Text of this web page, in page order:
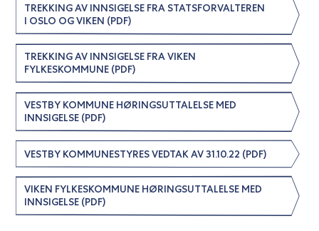
TREKKING AV INNSIGELSE FRA STATSFORVALTEREN
I OSLO OG VIKEN (PDF)
TREKKING AV INNSIGELSE FRA VIKEN
FYLKESKOMMUNE (PDF)
VESTBY KOMMUNE HØRINGSUTTALELSE MED
INNSIGELSE (PDF)
VESTBY KOMMUNESTYRES VEDTAK AV 31.10.22 (PDF)
VIKEN FYLKESKOMMUNE HØRINGSUTTALELSE MED
INNSIGELSE (PDF)